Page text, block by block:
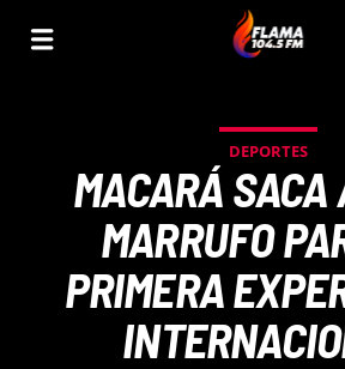
DEPORTES
MACARÁ SACA
MARRUFO
PRIMERA